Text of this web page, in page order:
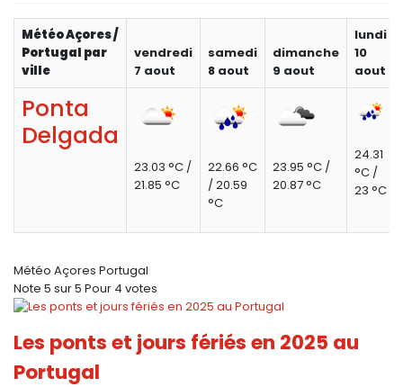
Météo Açores /
Portugal par
ville
vendredi
7 aout
samedi
8 aout
dimanche
9 aout
lundi
10
aout
Ponta
Delgada
23.03 °C /
21.85 °C
22.66 °C
/ 20.59
°C
23.95 °C /
20.87 °C
24.31
°C /
23 °C
Météo Açores Portugal
Note 5 sur5 Pour 4 votes
Les ponts et jours fériés en 2025 au
Portugal